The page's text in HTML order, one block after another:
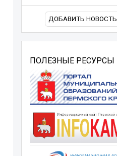
ДОБАВИТЬ НОВОСТЬ
ПОЛЕЗНЫЕ РЕСУРСЫ